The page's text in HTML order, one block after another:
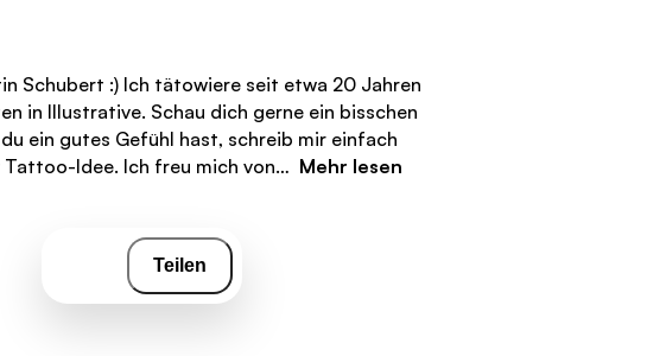
Schubert :) Ich tätowiere seit etwa 20 Jahren
in Illustrative. Schau dich gerne ein bisschen
ein gutes Gefühl hast, schreib mir einfach
Tattoo-Idee. Ich freu mich von… Mehr lesen
Teilen